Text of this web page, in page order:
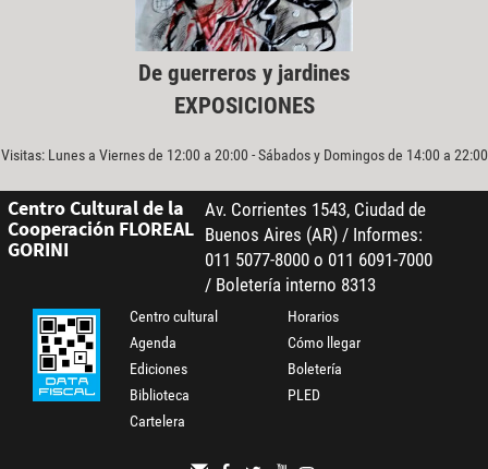
De guerreros y jardines
EXPOSICIONES
Visitas: Lunes a Viernes de 12:00 a 20:00 - Sábados y Domingos de 14:00 a 22:00
Centro Cultural de la
Cooperación FLOREAL
GORINI
Av. Corrientes 1543, Ciudad de
Buenos Aires (AR) / Informes:
011 5077-8000 o 011 6091-7000
/ Boletería interno 8313
Centro cultural
Agenda
Ediciones
Biblioteca
Cartelera
Horarios
Cómo llegar
Boletería
PLED